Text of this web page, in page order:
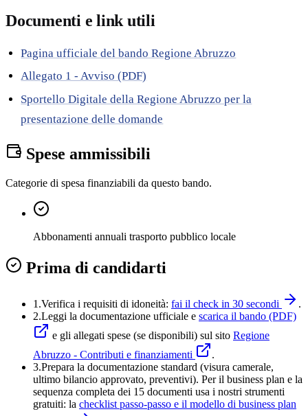
Documenti e link utili
Pagina ufficiale del bando Regione Abruzzo
Allegato 1 - Avviso (PDF)
Sportello Digitale della Regione Abruzzo per la
presentazione delle domande
Spese ammissibili
Categorie di spesa finanziabili da questo bando.
Abbonamenti annuali trasporto pubblico locale
Prima di candidarti
1.Verifica i requisiti di idoneità: fai il check in 30 secondi
.
2.Leggi la documentazione ufficiale e scarica il bando (PDF)
e gli allegati spese (se disponibili) sul sito Regione
Abruzzo - Contributi e finanziamenti
.
3.Prepara la documentazione standard (visura camerale,
ultimo bilancio approvato, preventivi). Per il business plan e la
sequenza completa dei 15 documenti usa i nostri strumenti
gratuiti: la checklist passo-passo e il modello di business plan